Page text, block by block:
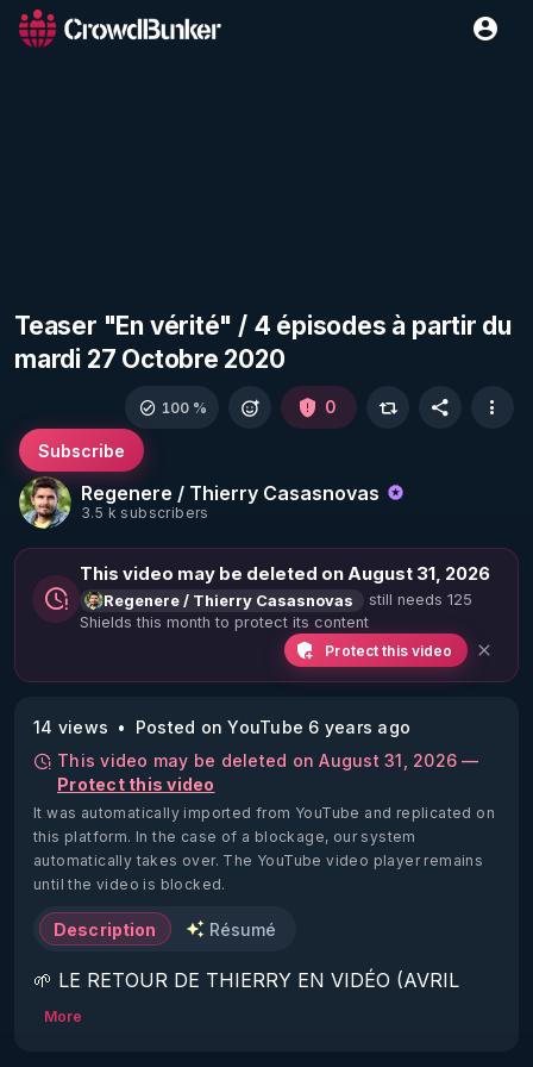
Teaser "En vérité" / 4 épisodes à partir du
mardi 27 Octobre 2020
Regenere / Thierry Casasnovas
3.5 k subscribers
Subscribe
100 % 0
This video may be deleted on August 31, 2026
Regenere / Thierry Casasnovas
still needs 125
Shields this month to protect its content
Protect this video
14 views
Posted on YouTube 6 years ago
This video may be deleted on August 31, 2026 —
Protect this video
It was automatically imported from YouTube and replicated on
this platform. In the case of a blockage, our system
automatically takes over. The YouTube video player remains
until the video is blocked.
Description Résumé
🌱 LE RETOUR DE THIERRY EN VIDÉO (AVRIL
2022)!
More